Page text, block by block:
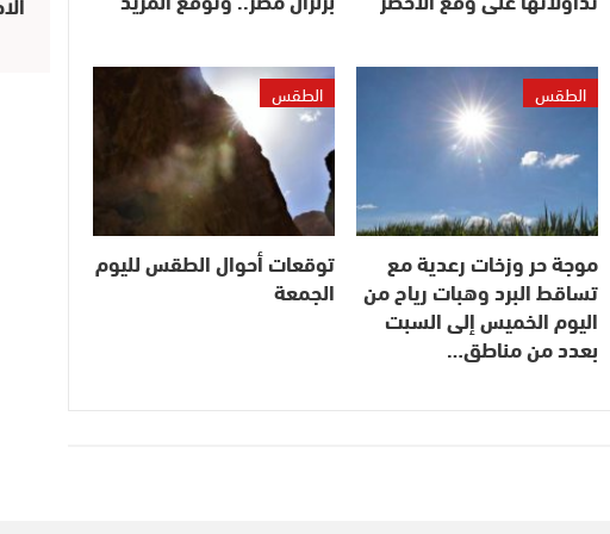
الطقس
موجة حر وزخات رعدية مع
تساقط البرد وهبات رياح من
اليوم الخميس إلى السبت
بعدد من مناطق…
الطقس
توقعات أحوال الطقس لليوم
الجمعة